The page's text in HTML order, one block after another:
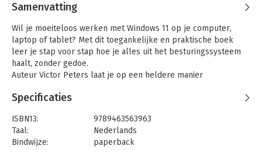
Samenvatting
Wil je moeiteloos werken met Windows 11 op je computer,
laptop of tablet? Met dit toegankelijke en praktische boek
leer je stap voor stap hoe je alles uit het besturingssysteem
haalt, zonder gedoe.
Auteur Victor Peters laat je op een heldere manier
documenten, het onderhouden van je computer en veilig
afbeeldingen krijg je Windows 11 in no-time onder de knie. Dit
boek is speciaal geschreven voor iedereen die al enige
ervaring heeft met een eerdere versie van Windows, een tablet
Specificaties
ISBN13:
9789463563963
Taal:
Nederlands
Bindwijze:
paperback